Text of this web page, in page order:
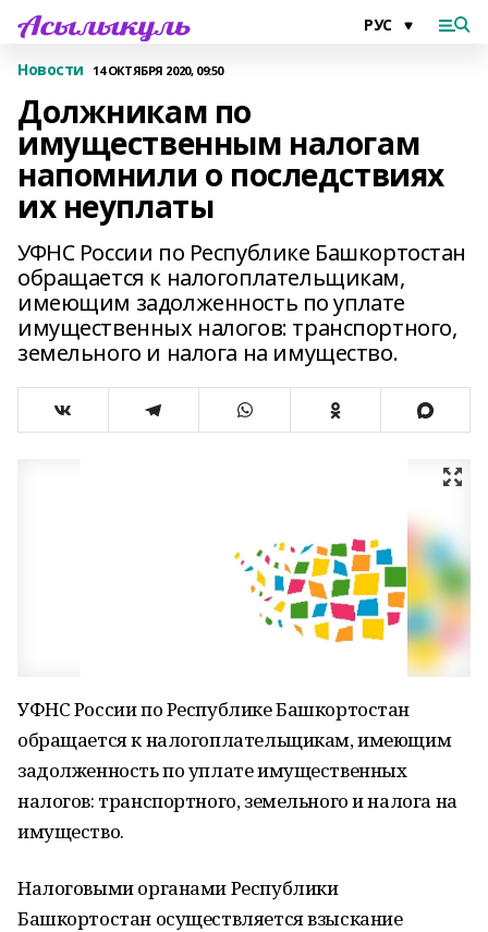
Новости 14 ОКТЯБРЯ 2020, 09:50
Должникам по
имущественным налогам
напомнили о последствиях
их неуплаты
УФНС России по Республике Башкортостан
обращается к налогоплательщикам,
имеющим задолженность по уплате
имущественных налогов: транспортного,
земельного и налога на имущество.
УФНС России по Республике Башкортостан
обращается к налогоплательщикам, имеющим
задолженность по уплате имущественных
налогов: транспортного, земельного и налога на
имущество.
Налоговыми органами Республики
Башкортостан осуществляется взыскание